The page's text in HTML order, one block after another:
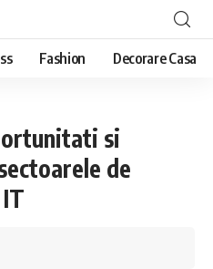
Fashion Decorare Casa
si
de